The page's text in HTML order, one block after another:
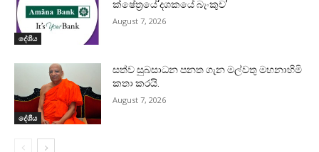
දේශීය
ක්ෂේත්‍රයේ‘දශකයේ බැංකුව’
August 7, 2026
දේශීය
සත්ව සුබසාධන පනත ගැන මල්වතු මහනාහිමි
කතා කරයි.
August 7, 2026